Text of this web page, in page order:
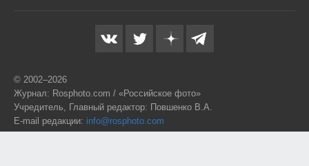
© 2002–2026
Журнал: Rosphoto.com / «Российское фото»
Учредитель, Главный редактор: Повшенко В.А.
E-mail редакции: info@rosphoto.com